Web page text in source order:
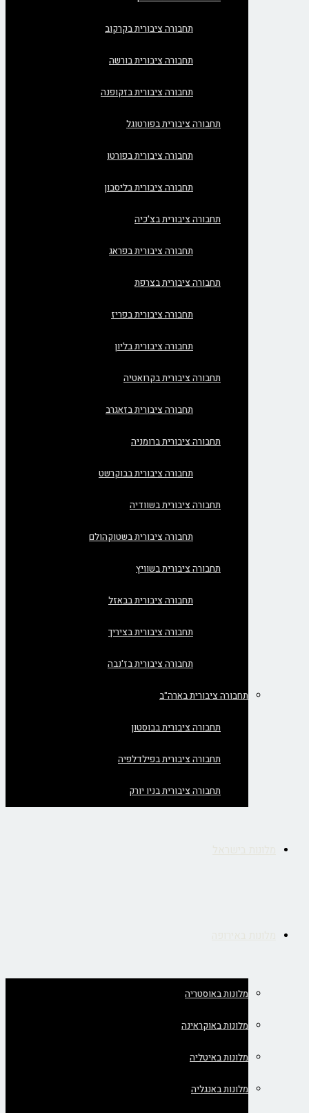
תחבורה ציבורית בקרקוב
תחבורה ציבורית בורשה
תחבורה ציבורית בזקופנה
תחבורה ציבורית בפורטוגל
תחבורה ציבורית בפורטו
תחבורה ציבורית בליסבון
תחבורה ציבורית בצ'כיה
תחבורה ציבורית בפראג
תחבורה ציבורית בצרפת
תחבורה ציבורית בפריז
תחבורה ציבורית בליון
תחבורה ציבורית בקרואטיה
תחבורה ציבורית בזאגרב
תחבורה ציבורית ברומניה
תחבורה ציבורית בבוקרשט
תחבורה ציבורית בשוודיה
תחבורה ציבורית בשטוקהולם
תחבורה ציבורית בשוויץ
תחבורה ציבורית בבאזל
תחבורה ציבורית בציריך
תחבורה ציבורית בז'נבה
תחבורה ציבורית בארה"ב
תחבורה ציבורית בבוסטון
תחבורה ציבורית בפילדלפיה
תחבורה ציבורית בניו יורק
מלונות באוסטריה
מלונות באוקראינה
מלונות באיטליה
מלונות באנגליה